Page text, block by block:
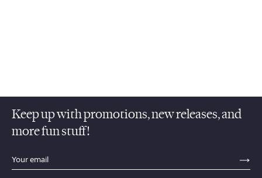
Keep up with promotions, new releases, and
more fun stuff!
sections.footer.email_field_ada_label